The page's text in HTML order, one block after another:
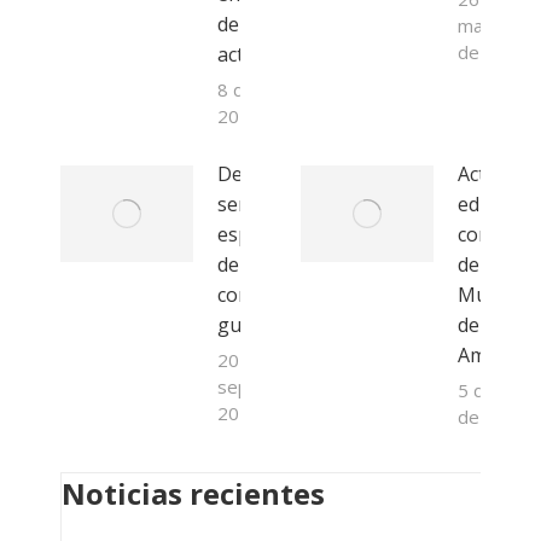
de nuestra
actividad
8 de abril de
2025
marzo
de 2025
Descubre 9
senderos
espectaculares
de El Hierro
con nuestra
guía
20 de
septiembre de
2024
con
del Día
Mundial
del
5 de junio
de 2024
Noticias recientes